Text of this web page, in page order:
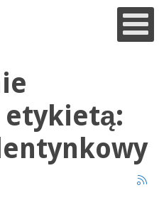
etykietą: